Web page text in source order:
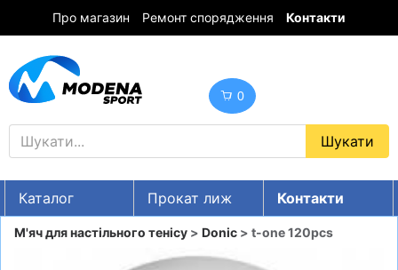
Про магазин Ремонт спорядження Контакти
0
Каталог Прокат лиж
Контакти
UA RU EN
М'яч для настільного тенісу > Donic > t-one 120pcs